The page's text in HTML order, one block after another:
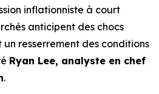
inflationniste à court
anticipent des chocs
un resserrement des conditions
Ryan Lee, analyste en chef
.